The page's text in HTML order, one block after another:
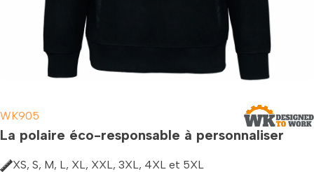
WK905
La polaire éco-responsable à personnaliser
XS, S, M, L, XL, XXL, 3XL, 4XL et 5XL